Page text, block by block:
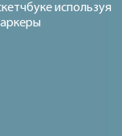
используя